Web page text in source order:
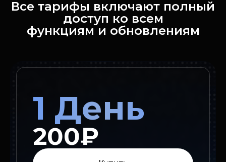
Все тарифы включают полный
доступ ко всем
функциям и обновлениям
1 День
200₽